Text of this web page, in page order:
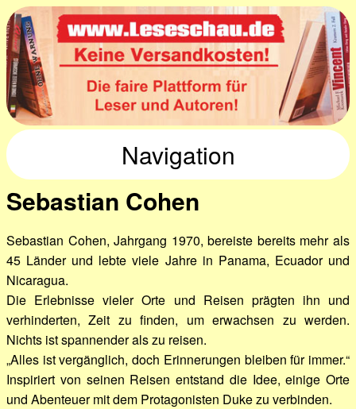
Navigation
Sebastian Cohen
Sebastian Cohen, Jahrgang 1970, bereiste bereits mehr als
45 Länder und lebte viele Jahre in Panama, Ecuador und
Nicaragua.
Die Erlebnisse vieler Orte und Reisen prägten ihn und
verhinderten, Zeit zu finden, um erwachsen zu werden.
Nichts ist spannender als zu reisen.
„Alles ist vergänglich, doch Erinnerungen bleiben für immer.“
Inspiriert von seinen Reisen entstand die Idee, einige Orte
und Abenteuer mit dem Protagonisten Duke zu verbinden.